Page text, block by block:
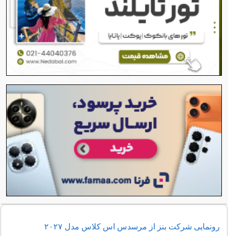
رونمایی شرکت بنز از مرسدس اس کلاس مدل ۲۰۲۷